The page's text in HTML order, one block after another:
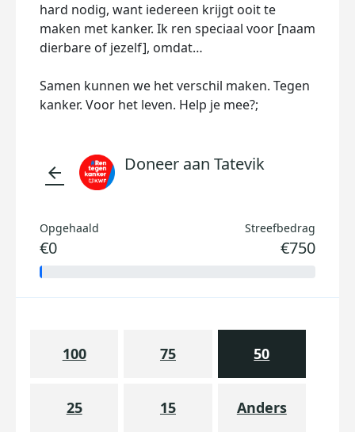
hard nodig, want iedereen krijgt ooit te
maken met kanker. Ik ren speciaal voor [naam
dierbare of jezelf], omdat…
Samen kunnen we het verschil maken. Tegen
kanker. Voor het leven. Help je mee?;
arrow_back Doneer aan Tatevik
Opgehaald
€0
Streefbedrag
€750
100 75 50
25 15 Anders